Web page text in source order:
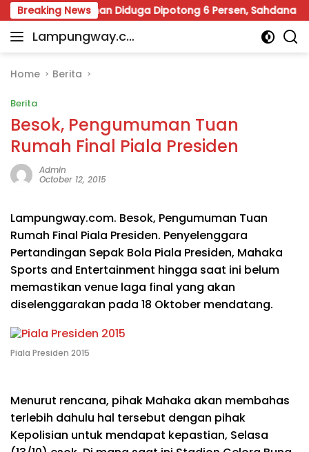
Skip
to
content
Breaking News
Way Kanan Diduga Dipotong 6 Persen, Sahdana Desak Audit
Lampungway.co
Portal
Daerah
Terpercaya
dan
Terupdate
Home Berita
Berita
Besok, Pengumuman Tuan
Rumah Final Piala Presiden
Admin
October 12, 2015
Lampungway.com. Besok, Pengumuman Tuan
Rumah Final Piala Presiden. Penyelenggara
Pertandingan Sepak Bola Piala Presiden, Mahaka
Sports and Entertainment hingga saat ini belum
memastikan venue laga final yang akan
diselenggarakan pada 18 Oktober mendatang.
Piala Presiden 2015
Menurut rencana, pihak Mahaka akan membahas
terlebih dahulu hal tersebut dengan pihak
Kepolisian untuk mendapat kepastian, Selasa